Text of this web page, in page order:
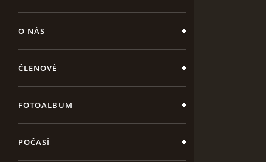
O NÁS
ČLENOVÉ
FOTOALBUM
POČASÍ